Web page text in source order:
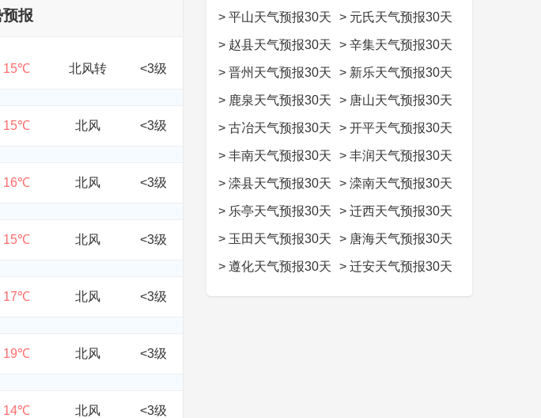
报
15℃ 北风转 <3级
15℃ 北风 <3级
16℃ 北风 <3级
15℃ 北风 <3级
17℃ 北风 <3级
19℃ 北风 <3级
14℃ 北风 <3级
> 平山天气预报30天 > 元氏天气预报30天
> 赵县天气预报30天 > 辛集天气预报30天
> 晋州天气预报30天 > 新乐天气预报30天
> 鹿泉天气预报30天 > 唐山天气预报30天
> 古冶天气预报30天 > 开平天气预报30天
> 丰南天气预报30天 > 丰润天气预报30天
> 滦县天气预报30天 > 滦南天气预报30天
> 乐亭天气预报30天 > 迁西天气预报30天
> 玉田天气预报30天 > 唐海天气预报30天
> 遵化天气预报30天 > 迁安天气预报30天